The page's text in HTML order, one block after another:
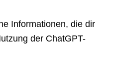
Informationen, die dir
der ChatGPT-